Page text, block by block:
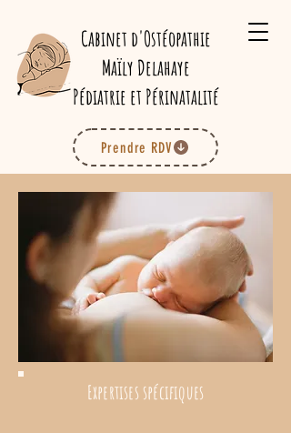
Cabinet d'Ostéopathie
Maïly Delahaye
Pédiatrie et Périnatalité
Prendre RDV
Expertises spécifiques